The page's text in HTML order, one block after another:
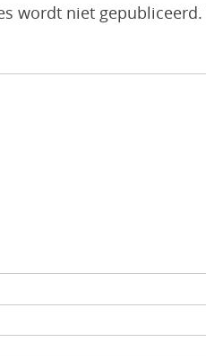
wordt niet gepubliceerd.